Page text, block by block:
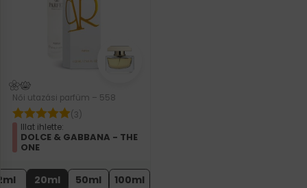
Női utazási parfüm – 558
(3)
Illat ihlette:
DOLCE & GABBANA - THE
ONE
20ml 50ml 100ml